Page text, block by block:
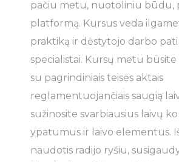
pačiu metu, nuotoliniu būdu,
platformą. Kursus veda
praktiką ir dėstytojo darbo
specialistai. Kursų metu
su pagrindiniais teisės aktais
reglamentuojančiais saugią
sužinosite svarbiausius laivų
ypatumus ir laivo elementus.
naudotis radijo ryšiu,